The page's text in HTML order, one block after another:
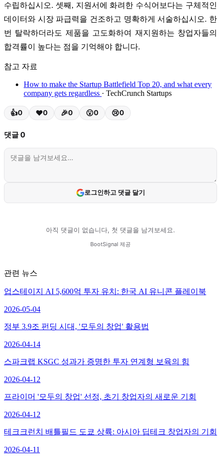
수립하십시오. 셋째, 지원서에 화려한 수식어보다는 구체적인
데이터와 시장 파급력을 건조하고 명확하게 서술하십시오. 한
번 탈락하더라도 제품을 고도화하여 재지원하는 창업자들의
합격률이 높다는 점을 기억해야 합니다.
참고 자료
How to make the Startup Battlefield Top 20, and what every
company gets regardless · TechCrunch Startups
관련 뉴스
업스테이지 AI 5,600억 투자 유치: 한국 AI 유니콘 플레이북
2026-05-04
정부 3.9조 펀딩 시대, '모두의 창업' 활용법
2026-04-14
스파크랩 KSGC 성과가 증명한 투자 연계형 보육의 힘
2026-04-12
프라이머 '모두의 창업' 선정, 초기 창업자의 새로운 기회
2026-04-12
테크크런치 배틀필드 도쿄 상륙: 아시아 딥테크 창업자의 기회
2026-04-11